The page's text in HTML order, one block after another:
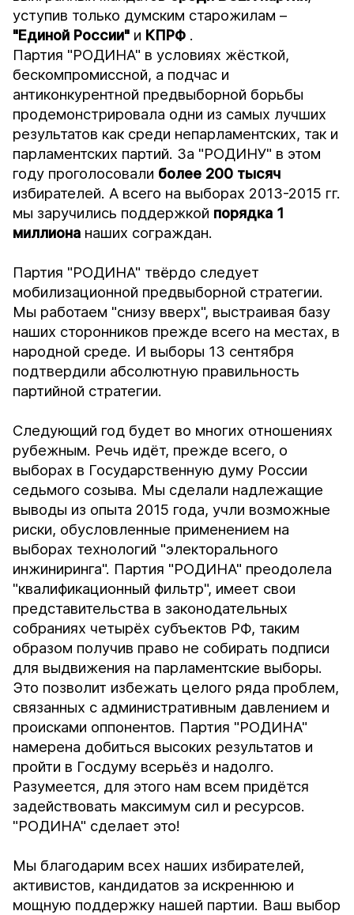
уступив только думским старожилам –
"Единой России" и КПРФ .
Партия "РОДИНА" в условиях жёсткой,
бескомпромиссной, а подчас и
антиконкурентной предвыборной борьбы
продемонстрировала одни из самых лучших
результатов как среди непарламентских, так и
парламентских партий. За "РОДИНУ" в этом
году проголосовали более 200 тысяч
избирателей. А всего на выборах 2013-2015 гг.
мы заручились поддержкой порядка 1
миллиона наших сограждан.
Партия "РОДИНА" твёрдо следует
мобилизационной предвыборной стратегии.
Мы работаем "снизу вверх", выстраивая базу
наших сторонников прежде всего на местах, в
народной среде. И выборы 13 сентября
подтвердили абсолютную правильность
партийной стратегии.
Следующий год будет во многих отношениях
рубежным. Речь идёт, прежде всего, о
выборах в Государственную думу России
седьмого созыва. Мы сделали надлежащие
выводы из опыта 2015 года, учли возможные
риски, обусловленные применением на
выборах технологий "электорального
инжиниринга". Партия "РОДИНА" преодолела
"квалификационный фильтр", имеет свои
представительства в законодательных
собраниях четырёх субъектов РФ, таким
образом получив право не собирать подписи
для выдвижения на парламентские выборы.
Это позволит избежать целого ряда проблем,
связанных с административным давлением и
происками оппонентов. Партия "РОДИНА"
намерена добиться высоких результатов и
пройти в Госдуму всерьёз и надолго.
Разумеется, для этого нам всем придётся
задействовать максимум сил и ресурсов.
"РОДИНА" сделает это!
Мы благодарим всех наших избирателей,
активистов, кандидатов за искреннюю и
мощную поддержку нашей партии. Ваш выбор